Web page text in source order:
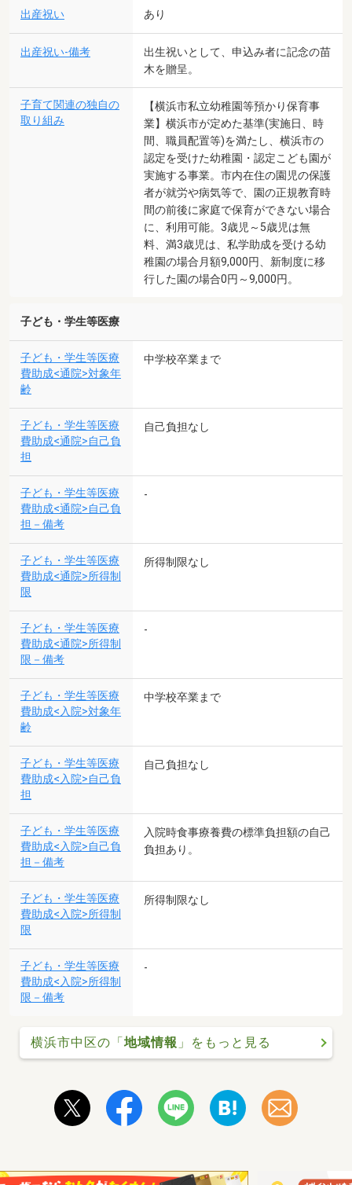
出産祝い あり
出産祝い-備考
出生祝いとして、申込み者に記念の苗
木を贈呈。
子育て関連の独自の
取り組み
【横浜市私立幼稚園等預かり保育事
業】横浜市が定めた基準(実施日、時
間、職員配置等)を満たし、横浜市の
認定を受けた幼稚園・認定こども園が
実施する事業。市内在住の園児の保護
者が就労や病気等で、園の正規教育時
間の前後に家庭で保育ができない場合
に、利用可能。3歳児～5歳児は無
料、満3歳児は、私学助成を受ける幼
稚園の場合月額9,000円、新制度に移
行した園の場合0円～9,000円。
子ども・学生等医療
子ども・学生等医療
費助成<通院>対象年
齢
中学校卒業まで
子ども・学生等医療
費助成<通院>自己負
担
自己負担なし
子ども・学生等医療
費助成<通院>自己負
担－備考
-
子ども・学生等医療
費助成<通院>所得制
限
所得制限なし
子ども・学生等医療
費助成<通院>所得制
限－備考
-
子ども・学生等医療
費助成<入院>対象年
齢
中学校卒業まで
子ども・学生等医療
費助成<入院>自己負
担
自己負担なし
子ども・学生等医療
費助成<入院>自己負
担－備考
入院時食事療養費の標準負担額の自己
負担あり。
子ども・学生等医療
費助成<入院>所得制
限
所得制限なし
子ども・学生等医療
費助成<入院>所得制
限－備考
-
横浜市中区の「地域情報 」をもっと見る